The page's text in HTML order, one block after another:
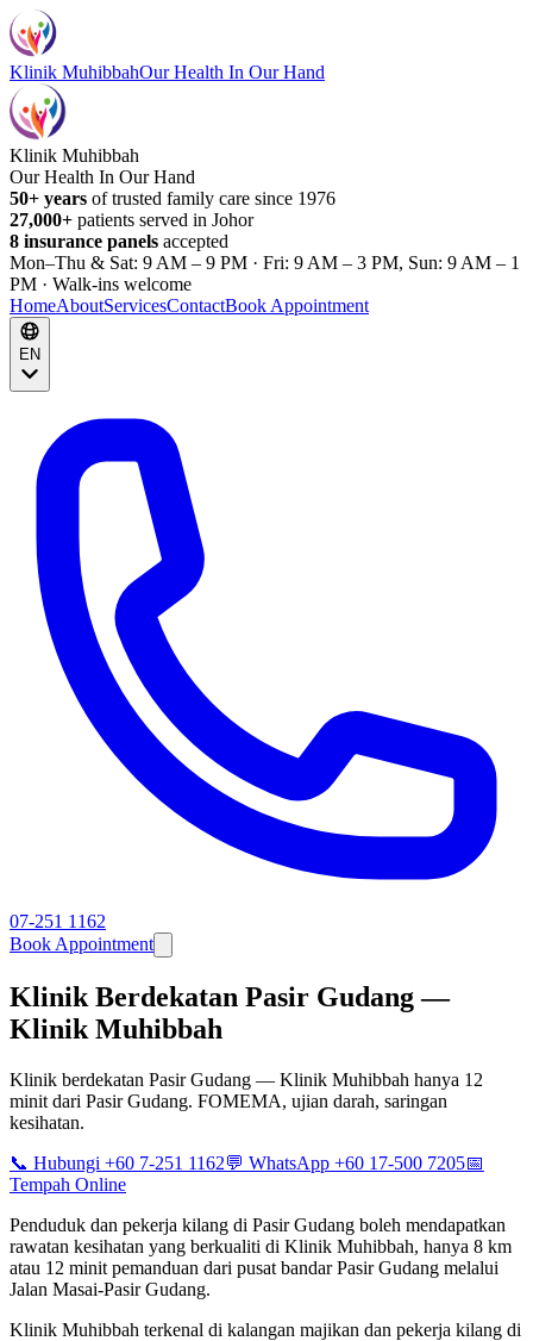
Klinik MuhibbahOur Health In Our Hand
Klinik Muhibbah
Our Health In Our Hand
50+ years of trusted family care since 1976
27,000+ patients served in Johor
8 insurance panels accepted
Mon–Thu & Sat: 9 AM – 9 PM · Fri: 9 AM – 3 PM, Sun: 9 AM – 1
PM · Walk-ins welcome
HomeAboutServicesContactBook Appointment
EN
07-251 1162
Book Appointment
Klinik Berdekatan Pasir Gudang —
Klinik Muhibbah
Klinik berdekatan Pasir Gudang — Klinik Muhibbah hanya 12
minit dari Pasir Gudang. FOMEMA, ujian darah, saringan
kesihatan.
📞 Hubungi +60 7-251 1162💬 WhatsApp +60 17-500 7205📅
Tempah Online
Penduduk dan pekerja kilang di Pasir Gudang boleh mendapatkan
rawatan kesihatan yang berkualiti di Klinik Muhibbah, hanya 8 km
atau 12 minit pemanduan dari pusat bandar Pasir Gudang melalui
Jalan Masai-Pasir Gudang.
Klinik Muhibbah terkenal di kalangan majikan dan pekerja kilang di